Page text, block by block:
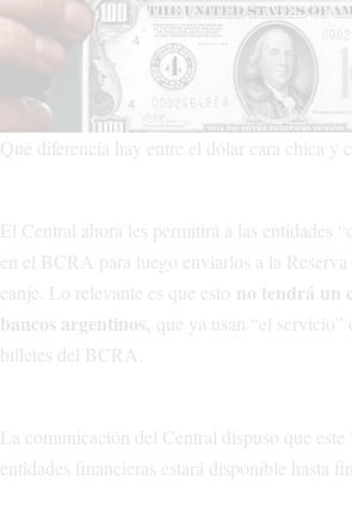
Qué diferencia hay entre el dólar cara chica y
El Central ahora les permitirá a las entidades
en el BCRA para luego enviarlos a la
canje. Lo relevante es que esto no tendrá un
bancos argentinos, que ya usan “el
billetes del BCRA.
La comunicación del Central dispuso que este
entidades financieras estará disponible hasta